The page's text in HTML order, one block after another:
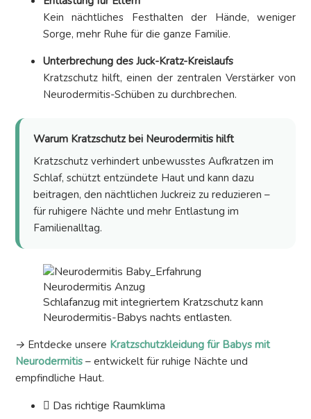
Kein nächtliches Festhalten der Hände, weniger
Sorge, mehr Ruhe für die ganze Familie.
Unterbrechung des Juck-Kratz-Kreislaufs
Kratzschutz hilft, einen der zentralen Verstärker von
Neurodermitis-Schüben zu durchbrechen.
Warum Kratzschutz bei Neurodermitis hilft
Kratzschutz verhindert unbewusstes Aufkratzen im
Schlaf, schützt entzündete Haut und kann dazu
beitragen, den nächtlichen Juckreiz zu reduzieren –
für ruhigere Nächte und mehr Entlastung im
Familienalltag.
Schlafanzug mit integriertem Kratzschutz kann
Neurodermitis-Babys nachts entlasten.
‭→ Entdecke unsere Kratzschutzkleidung für Babys mit
Neurodermitis – entwickelt für ruhige Nächte und
empfindliche Haut.
Das richtige Raumklima